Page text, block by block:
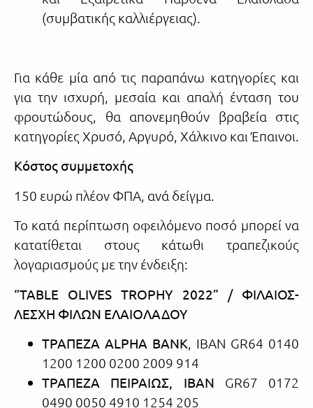
(συμβατικής καλλιέργειας).
Για κάθε μία από τις παραπάνω κατηγορίες και
για την ισχυρή, μεσαία και απαλή ένταση του
φρουτώδους, θα απονεμηθούν βραβεία στις
κατηγορίες Χρυσό, Αργυρό, Χάλκινο και Έπαινοι.
Κόστος συμμετοχής
150 ευρώ πλέον ΦΠΑ, ανά δείγμα.
Το κατά περίπτωση οφειλόμενο ποσό μπορεί να
κατατίθεται στους κάτωθι τραπεζικούς
λογαριασμούς με την ένδειξη:
“TABLE OLIVES TROPHY 2022” / ΦΙΛΑΙΟΣ-
ΛΕΣΧΗ ΦΙΛΩΝ ΕΛΑΙΟΛΑΔΟΥ
ΤΡΑΠΕΖΑ ALPHA BANK, IBAN GR64 0140
1200 1200 0200 2009 914
ΤΡΑΠΕΖΑ ΠΕΙΡΑΙΩΣ, ΙΒΑΝ GR67 0172
0490 0050 4910 1254 205